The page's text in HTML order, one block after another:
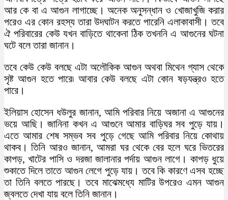
আর কে বা এ আগুন লাগাচ্ছে। অনেক অনুসন্ধান ও খোজাখুজি করার
পরেও এর কোন রহস্য তারা উদঘাটন করতে পারেনি এলাকাবাসী। তবে
ঐ পরিবারের কেউ যখন বাড়িতে থাকেনা ঠিক তখননি এ আগুনের ঘটনা
ঘটে বলে তারা জানান।
তবে কেউ কেউ বলছে এটা অলৌকিক আগুন অথবা মিথেন গ্যাস থেকে
সৃষ্ট আগুন হতে পারে৷ আবার কেউ বলছে এটা কোন ষড়যন্ত্রও হতে
পারে।
ইলিয়াস হোসেন ধউলুর জানান, আমি পরিবার নিয়ে অজানা এ আগুনের
ভয়ে আছি। জানিনা কখন এ আগুনে আমার বাড়িঘর সব পুড়ে যায়।
এতে আমার শেষ সম্ভব সব পুড়ে গেছে আমি পরিবার নিয়ে কোথায়
থাকব। তিনি আরও জানান, আমরা ঘর থেকে বের হলে ঘরে ভিতরের
কাপড়, খাটের পাসি ও দরজা জালানার পর্দায় আগুন লাগে। কাপড় ধুয়ে
শুকাতে দিলে তাতে আগুন লেগে পুড়ে যায়। তবে কি কারণে এসব হচ্ছে
তা তিনি বলতে পারছে। তবে মাঝেমধ্যে মাটির উপরেও এমন আগুন
জ্বলতে দেখা যায় বলে তিনি জানান।